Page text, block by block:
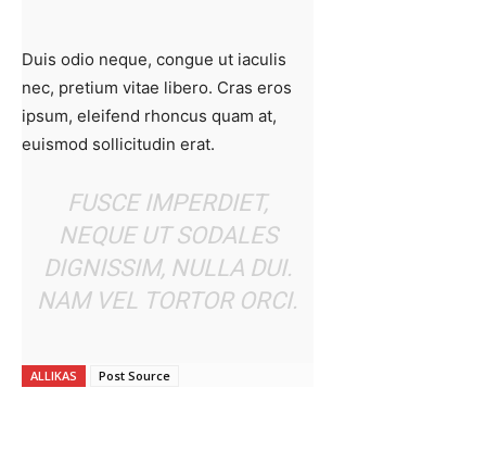
Duis odio neque, congue ut iaculis
nec, pretium vitae libero. Cras eros
ipsum, eleifend rhoncus quam at,
euismod sollicitudin erat.
FUSCE IMPERDIET,
NEQUE UT SODALES
DIGNISSIM, NULLA DUI.
NAM VEL TORTOR ORCI.
ALLIKAS Post Source